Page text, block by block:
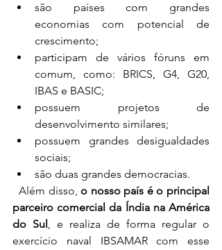
são países com grandes
economias com potencial de
crescimento;
participam de vários fóruns em
comum, como: BRICS, G4, G20,
IBAS e BASIC;
possuem projetos de
desenvolvimento similares;
possuem grandes desigualdades
sociais;
são duas grandes democracias.
  Além disso,
o nosso país é o principal
parceiro comercial da Índia na América
do Sul , e realiza de forma regular o
exercício naval IBSAMAR com esse